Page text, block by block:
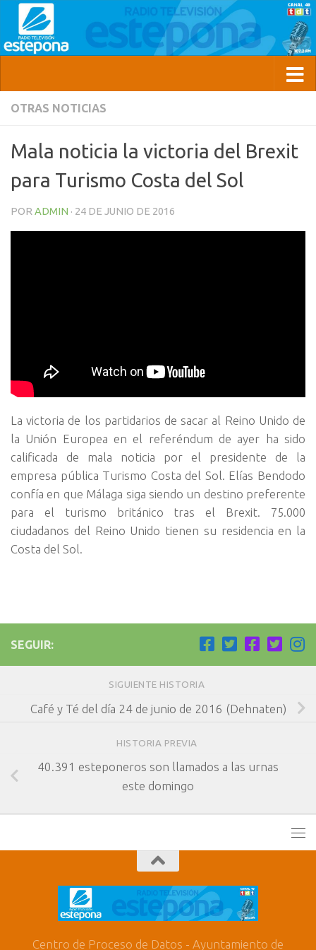
OTRAS NOTICIAS
Mala noticia la victoria del Brexit
para Turismo Costa del Sol
POR ADMIN · 24 DE JUNIO DE 2016
La victoria de los partidarios de sacar al Reino Unido de
la Unión Europea en el referéndum de ayer ha sido
calificada de mala noticia por el presidente de la
empresa pública Turismo Costa del Sol. Elías Bendodo
confía en que Málaga siga siendo un destino preferente
para el turismo británico tras el Brexit. 75.000
ciudadanos del Reino Unido tienen su residencia en la
Costa del Sol.
SEGUIR:
SIGUIENTE HISTORIA
Café y Té del día 24 de junio de 2016 (Dehnaten)
HISTORIA PREVIA
40.391 esteponeros son llamados a las urnas
este domingo
Centro de Proceso de Datos - Ayuntamiento de